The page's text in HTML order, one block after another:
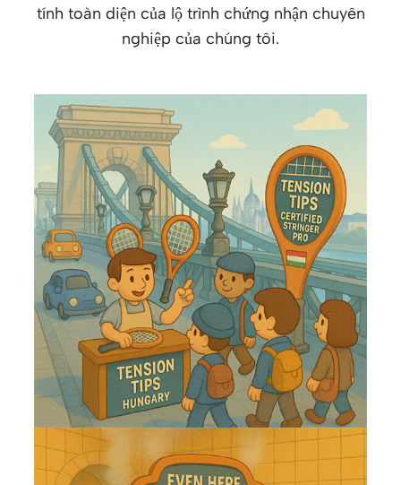
tính toàn diện của lộ trình chứng nhận chuyên
nghiệp của chúng tôi.